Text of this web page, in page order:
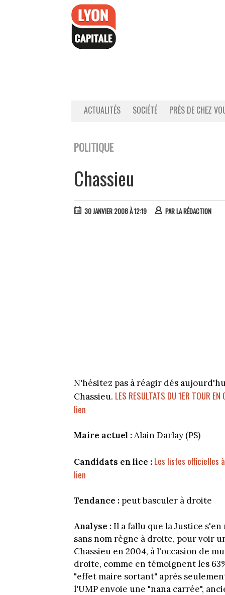
ACTUALITÉS SOCIÉTÉ PRÈS DE CHEZ
POLITIQUE
Chassieu
30 JANVIER 2008 À 12:19 PARLA RÉDACTION
N'hésitez pas à réagir dés
Chassieu. LES RESULTATS DU 1ER TOUR EN
lien
Maire actuel :Alain Darlay (PS)
Candidats en lice : Les listes officielles
lien
Tendance : peut basculer à droite
Analyse :Il a fallu que la Justice
sans nom règne à droite, pour voir
Chassieu en 2004, à l'occasion de
droite, comme en témoignent les
"effet maire sortant" après
l'UMP envoie une "nana carrée",